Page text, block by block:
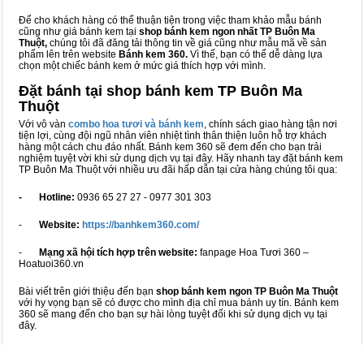
Để cho khách hàng có thể thuận tiện trong việc tham khảo mẫu bánh
cũng như giá bánh kem tại shop bánh kem ngon nhất TP Buôn Ma
Thuột, chúng tôi đã đăng tải thông tin về giá cũng như mẫu mã về sản
phẩm lên trên website Bánh kem 360. Vì thế, bạn có thể dễ dàng lựa
chọn một chiếc bánh kem ở mức giá thích hợp với mình.
Đặt bánh tại shop bánh kem TP Buôn Ma
Thuột
Với vô vàn combo hoa tươi và bánh kem, chính sách giao hàng tận nơi
tiện lợi, cùng đội ngũ nhân viên nhiệt tình thân thiện luôn hỗ trợ khách
hàng một cách chu đáo nhất. Bánh kem 360 sẽ đem đến cho bạn trải
nghiệm tuyệt vời khi sử dụng dịch vụ tại đây. Hãy nhanh tay đặt bánh kem
TP Buôn Ma Thuột với nhiều ưu đãi hấp dẫn tại cửa hàng chúng tôi qua:
- Hotline: 0936 65 27 27 - 0977 301 303
- Website: https://banhkem360.com/
- Mạng xã hội tích hợp trên website: fanpage Hoa Tươi 360 –
Hoatuoi360.vn
Bài viết trên giới thiệu đến bạn shop bánh kem ngon TP Buôn Ma Thuột
với hy vọng bạn sẽ có được cho mình địa chỉ mua bánh uy tín. Bánh kem
360 sẽ mang đến cho bạn sự hài lòng tuyệt đối khi sử dụng dịch vụ tại
đây.